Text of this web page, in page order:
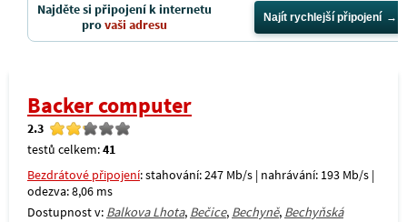
Najděte si připojení k internetu
provaši adresu Najít rychlejší připojení
Backer computer
2.3
testů celkem:41
Bezdrátové připojení: stahování: 247 Mb/s | nahrávání: 193 Mb/s |
odezva: 8,06 ms
Dostupnost v: Balkova Lhota, Bečice, Bechyně, Bechyňská